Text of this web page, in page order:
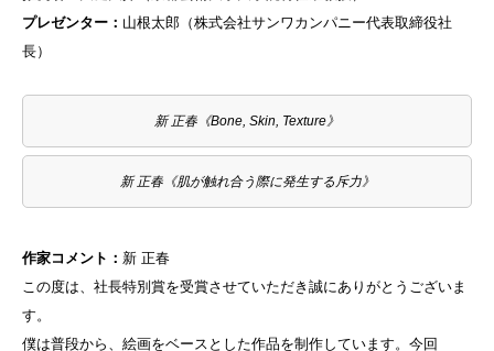
プレゼンター： 山根太郎（株式会社サンワカンパニー代表取締役社
長）
新 正春《Bone, Skin, Texture》
新 正春《肌が触れ合う際に発生する斥力》
作家コメント： 新 正春
この度は、社長特別賞を受賞させていただき誠にありがとうございま
す。
僕は普段から、絵画をベースとした作品を制作しています。今回